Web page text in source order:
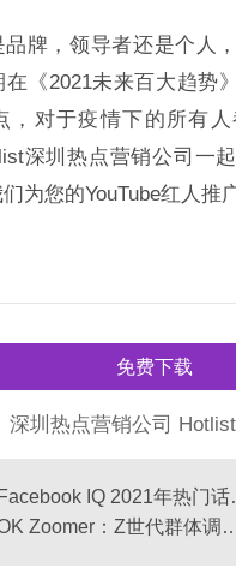
品牌，领导者还是个人
在《2021未来百大趋势
，对于疫情下的所有
深圳热点营销公司一
为您的YouTube红人推
免费下载
深圳热点营销公司 Hotlist
OK Zoomer：Z世代